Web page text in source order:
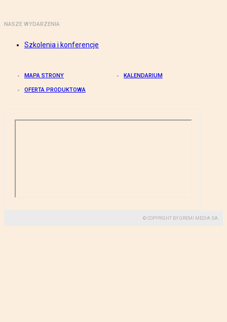
NASZE WYDARZENIA
Szkolenia i konferencje
MAPA STRONY KALENDARIUM
OFERTA PRODUKTOWA
© COPYRIGHT BY GREMI MEDIA SA